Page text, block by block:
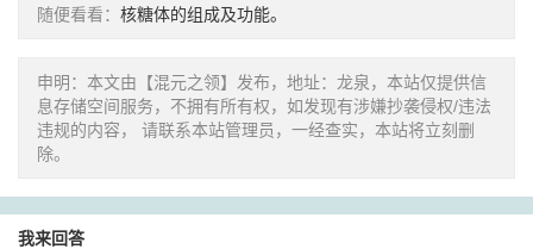
随便看看： 核糖体的组成及功能。
申明：本文由【混元之领】发布，地址：龙泉，本站仅提供信
息存储空间服务，不拥有所有权，如发现有涉嫌抄袭侵权/违法
违规的内容， 请联系本站管理员，一经查实，本站将立刻删
除。
我来回答